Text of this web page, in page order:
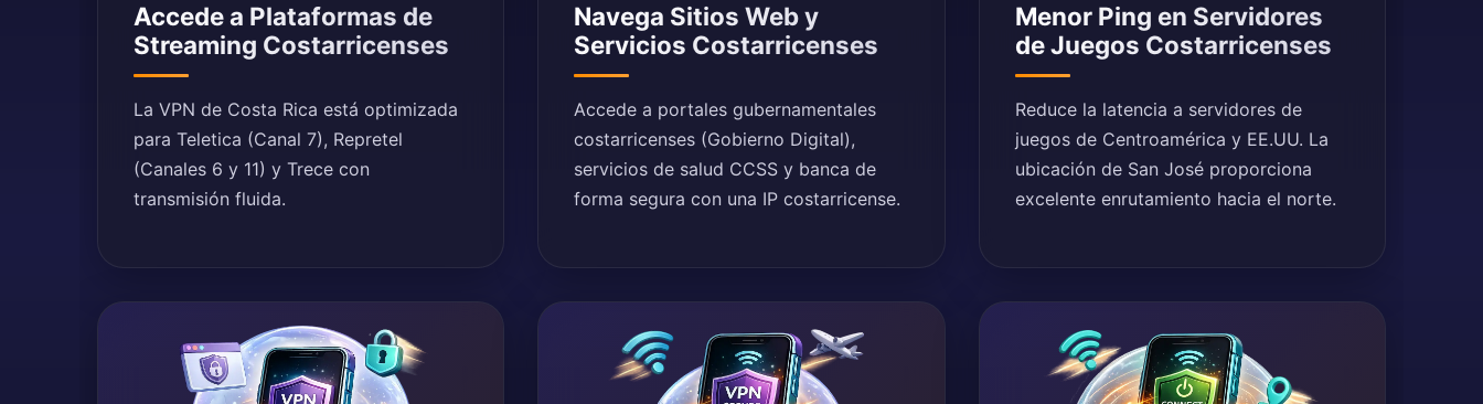
Accede a Plataformas de
Streaming Costarricenses
La VPN de Costa Rica está optimizada
para Teletica (Canal 7), Repretel
(Canales 6 y 11) y Trece con
transmisión fluida.
Navega Sitios Web y
Servicios Costarricenses
Accede a portales gubernamentales
costarricenses (Gobierno Digital),
servicios de salud CCSS y banca de
forma segura con una IP costarricense.
Menor Ping en Servidores
de Juegos Costarricenses
Reduce la latencia a servidores de
juegos de Centroamérica y EE.UU. La
ubicación de San José proporciona
excelente enrutamiento hacia el norte.